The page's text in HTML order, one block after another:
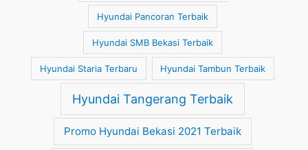
Hyundai Pancoran Terbaik
Hyundai SMB Bekasi Terbaik
Hyundai Staria Terbaru Hyundai Tambun Terbaik
Hyundai Tangerang Terbaik
Promo Hyundai Bekasi 2021 Terbaik